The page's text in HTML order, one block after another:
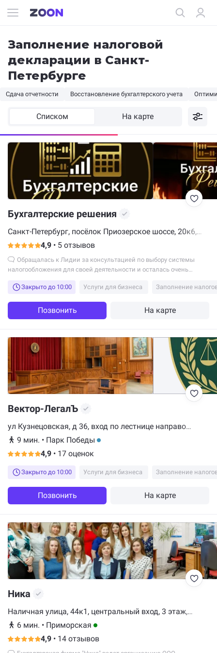
Заполнение налоговой
декларации в Санкт-
Петербурге
Сдача отчетности Восстановление бухгалтерского учета
Списком На карте
Бухгалтерские решения
Санкт-Петербург, посёлок Приозерское шоссе, 20к6,
Парголово4,9 • 5 отзывов
налогообложения для своей деятельности и осталась очень
системам, и вместе мы выбрали наиболее выгодный вариант.
системы, а также все необходимые рекомендации по учету и
документообороту. Спасибо! Всем рекомендую!
Закрыто до 10:00 Услуги для бизнеса Заполнение
Позвонить На карте
Вектор-ЛегалЪ
ул Кузнецовская, д 36, вход по лестнице направо
вывеска "слева" на двери, Санкт-Петербург
9 мин. • Парк Победы
4,9 • 17 оценок
Закрыто до 10:00 Услуги для бизнеса Заполнение
Позвонить На карте
Ника
Наличная улица, 44к1, центральный вход, 3 этаж,
Санкт-Петербург
6 мин. • Приморская
4,9 • 14 отзывов